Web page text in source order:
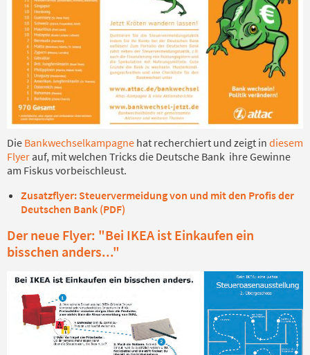
Die Bankwechselkampagne hat recherchiert und zeigt in diesem
Flyer auf, mit welchen Tricks die Deutsche Bank ihre Gewinne
am Fiskus vorbeischleust.
Zusatzflyer: Steuervermeidung von und mit den Profis der
Deutschen Bank (PDF)
Der neue Flyer: "Bei IKEA ist Einkaufen ein
bisschen anders..."